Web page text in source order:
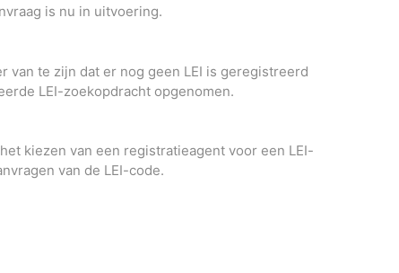
is nu in uitvoering.
van te zijn dat er nog geen LEI is geregistreerd
LEI-zoekopdracht opgenomen.
kiezen van een registratieagent voor een LEI-
van de LEI-code.